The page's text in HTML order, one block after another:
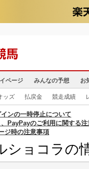
ページ みんなの予想 お
ッズ 払戻金 競走成績
インの一時停止について
、PayPayのご利用に関する
ジ時の注意事項
ショコラの